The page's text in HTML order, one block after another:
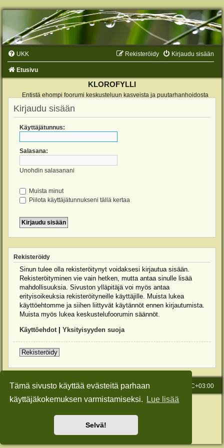
Tämä sivusto käyttää evästeitä parhaan
käyttäjäkokemuksen varmistamiseksi.
Lue lisää
Selvä!
UKK Kirjaudu sisään
Rekisteröidy
Etusivu
KLOROFYLLI
Entistä ehompi foorumi keskusteluun kasveista ja puutarhanhoidosta
Kirjaudu sisään
Käyttäjätunnus:
Salasana:
Unohdin salasanani
Muista minut
Piilota käyttäjätunnukseni tällä kertaa
Rekisteröidy
Sinun tulee olla rekisteröitynyt voidaksesi kirjautua sisään.
Rekisteröityminen vie vain hetken, mutta antaa sinulle lisää
mahdollisuuksia. Sivuston ylläpitäjä voi myös antaa
erityisoikeuksia rekisteröityneille käyttäjille. Muista lukea
käyttöehtomme ja siihen liittyvät käytännöt ennen kirjautumista.
Muista myös lukea keskustelufoorumin säännöt.
Käyttöehdot| Yksityisyyden suoja
Rekisteröidy
Etusivu Kaikki ajat ovat UTC+03:00
Viesti Ylläpidolle
Keskustelufoorumin ohjelmistophpBB® Forum Software © phpBB Limited